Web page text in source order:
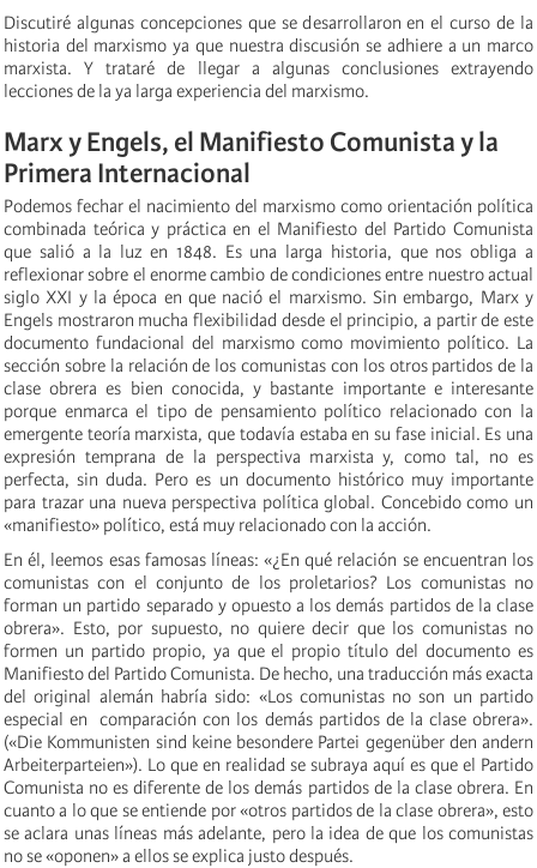
Discutiré algunas concepciones que se desarrollaron en el curso de la
historia del marxismo ya que nuestra discusión se adhiere a un marco
marxista. Y trataré de llegar a algunas conclusiones extrayendo
lecciones de la ya larga experiencia del marxismo.
Marx y Engels, el Manifiesto Comunista y la
Primera Internacional
Podemos fechar el nacimiento del marxismo como orientación política
combinada teórica y práctica en el Manifiesto del Partido Comunista
que salió a la luz en 1848. Es una larga historia, que nos obliga a
reflexionar sobre el enorme cambio de condiciones entre nuestro actual
siglo XXI y la época en que nació el marxismo. Sin embargo, Marx y
Engels mostraron mucha flexibilidad desde el principio, a partir de este
documento fundacional del marxismo como movimiento político. La
sección sobre la relación de los comunistas con los otros partidos de la
clase obrera es bien conocida, y bastante importante e interesante
porque enmarca el tipo de pensamiento político relacionado con la
emergente teoría marxista, que todavía estaba en su fase inicial. Es una
expresión temprana de la perspectiva marxista y, como tal, no es
perfecta, sin duda. Pero es un documento histórico muy importante
para trazar una nueva perspectiva política global. Concebido como un
«manifiesto» político, está muy relacionado con la acción.
En él, leemos esas famosas líneas: «¿En qué relación se encuentran los
comunistas con el conjunto de los proletarios? Los comunistas no
forman un partido separado y opuesto a los demás partidos de la clase
obrera». Esto, por supuesto, no quiere decir que los comunistas no
formen un partido propio, ya que el propio título del documento es
Manifiesto del Partido Comunista. De hecho, una traducción más exacta
del original alemán habría sido: «Los comunistas no son un partido
especial en comparación con los demás partidos de la clase obrera».
(«Die Kommunisten sind keine besondere Partei gegenüber den andern
Arbeiterparteien»). Lo que en realidad se subraya aquí es que el Partido
Comunista no es diferente de los demás partidos de la clase obrera. En
cuanto a lo que se entiende por «otros partidos de la clase obrera», esto
se aclara unas líneas más adelante, pero la idea de que los comunistas
no se «oponen» a ellos se explica justo después.